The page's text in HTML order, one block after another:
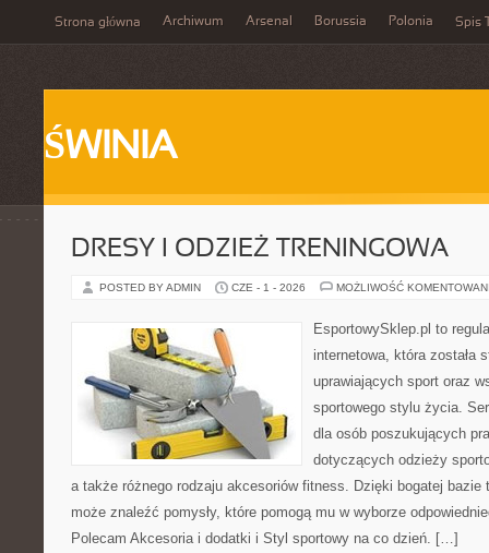
Strona główna Archiwum Arsenal Borussia Polonia Spis
ŚWINIA
DRESY I ODZIEŻ TRENINGOWA
POSTED BY ADMIN CZE - 1 - 2026 MOŻLIWOŚĆ
EsportowySklep.pl to
internetowa, która została
uprawiających sport oraz
sportowego stylu życia.
dla osób poszukujących
dotyczących odzieży
a także różnego rodzaju akcesoriów fitness. Dzięki bogatej
może znaleźć pomysły, które pomogą mu w wyborze
Polecam Akcesoria i dodatki i Styl sportowy na co dzień. […]